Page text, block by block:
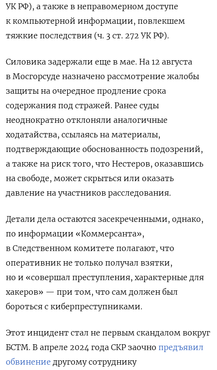
УК РФ), а также в неправомерном доступе
к компьютерной информации, повлекшем
тяжкие последствия (ч. 3 ст. 272 УК РФ).
Силовика задержали еще в мае. На 12 августа
в Мосгорсуде назначено рассмотрение жалобы
защиты на очередное продление срока
содержания под стражей. Ранее суды
неоднократно отклоняли аналогичные
ходатайства, ссылаясь на материалы,
подтверждающие обоснованность подозрений,
а также на риск того, что Нестеров, оказавшись
на свободе, может скрыться или оказать
давление на участников расследования.
Детали дела остаются засекреченными, однако,
по информации «Коммерсанта»,
в Следственном комитете полагают, что
оперативник не только получал взятки,
но и «совершал преступления, характерные для
хакеров» — при том, что сам должен был
бороться с киберпреступниками.
Этот инцидент стал не первым скандалом вокруг
БСТМ. В апреле 2024 года СКР заочно предъявил
обвинение другому сотруднику